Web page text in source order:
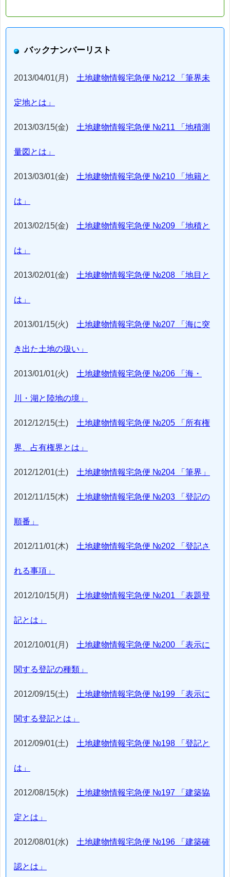
バックナンバーリスト
2013/04/01(月) 土地建物情報宅急便 №212 「筆界未
定地とは」
2013/03/15(金) 土地建物情報宅急便 №211 「地積測
量図とは」
2013/03/01(金) 土地建物情報宅急便 №210 「地籍と
は」
2013/02/15(金) 土地建物情報宅急便 №209 「地積と
は」
2013/02/01(金) 土地建物情報宅急便 №208 「地目と
は」
2013/01/15(火) 土地建物情報宅急便 №207 「海に突
き出た土地の扱い」
2013/01/01(火) 土地建物情報宅急便 №206 「海・
川・湖と陸地の境」
2012/12/15(土) 土地建物情報宅急便 №205 「所有権
界、占有権界とは」
2012/12/01(土) 土地建物情報宅急便 №204 「筆界」
2012/11/15(木) 土地建物情報宅急便 №203 「登記の
順番」
2012/11/01(木) 土地建物情報宅急便 №202 「登記さ
れる事項」
2012/10/15(月) 土地建物情報宅急便 №201 「表題登
記とは」
2012/10/01(月) 土地建物情報宅急便 №200 「表示に
関する登記の種類」
2012/09/15(土) 土地建物情報宅急便 №199 「表示に
関する登記とは」
2012/09/01(土) 土地建物情報宅急便 №198 「登記と
は」
2012/08/15(水) 土地建物情報宅急便 №197 「建築協
定とは」
2012/08/01(水) 土地建物情報宅急便 №196 「建築確
認とは」